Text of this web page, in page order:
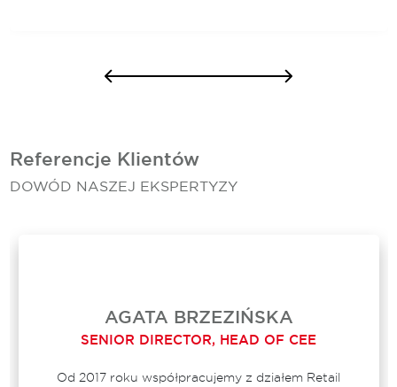
Referencje Klientów
DOWÓD NASZEJ EKSPERTYZY
AGATA BRZEZIŃSKA
SENIOR DIRECTOR, HEAD OF CEE
Od 2017 roku współpracujemy z działem Retail